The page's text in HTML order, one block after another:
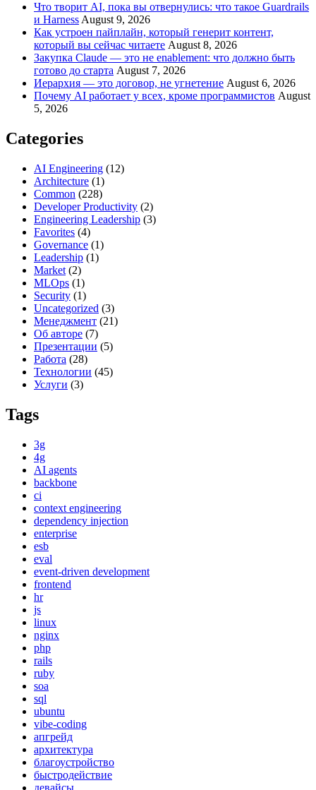
Что творит AI, пока вы отвернулись: что такое Guardrails
и Harness August 9, 2026
Как устроен пайплайн, который генерит контент,
который вы сейчас читаете August 8, 2026
Закупка Claude — это не enablement: что должно быть
готово до старта August 7, 2026
Иерархия — это договор, не угнетение August 6, 2026
Почему AI работает у всех, кроме программистов August
5, 2026
Categories
AI Engineering (12)
Architecture (1)
Common (228)
Developer Productivity (2)
Engineering Leadership (3)
Favorites (4)
Governance (1)
Leadership (1)
Market (2)
MLOps (1)
Security (1)
Uncategorized (3)
Менеджмент (21)
Об авторе (7)
Презентации (5)
Работа (28)
Технологии (45)
Услуги (3)
Tags
3g
4g
AI agents
backbone
ci
context engineering
dependency injection
enterprise
esb
eval
event-driven development
frontend
hr
js
linux
nginx
php
rails
ruby
soa
sql
ubuntu
vibe-coding
апгрейд
архитектура
благоустройство
быстродействие
девайсы